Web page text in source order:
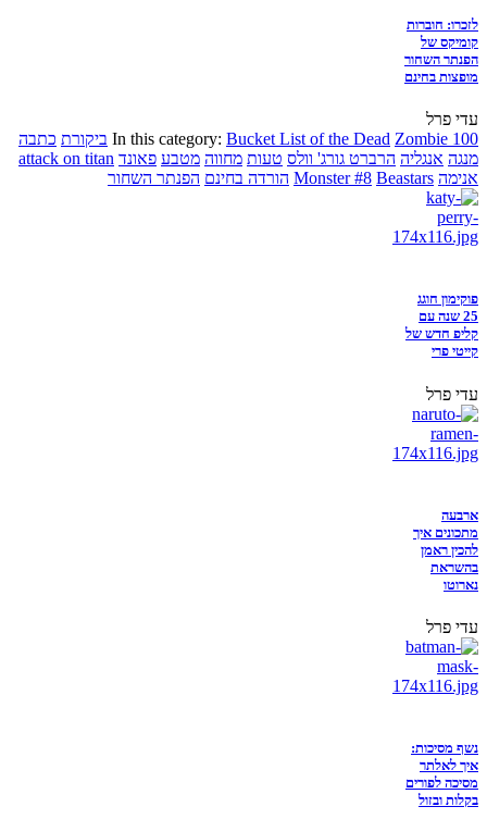
לזכרו: חוברות
קומיקס של
הפנתר השחור
מופצות בחינם
עדי פרל
In this category: Bucket List of the Dead Zombie 100 ביקורת כתבה
מנגה אנגליה הרברט גורג' וולס טעות מחווה מטבע פאונד attack on titan
אנימה
Monster #8 Beastars הורדה בחינם הפנתר השחור
פוקימון חוגג
25 שנה עם
קליפ חדש של
קייטי פרי
עדי פרל
ארבעה
מתכונים איך
להכין ראמן
בהשראת
נארוטו
עדי פרל
נשף מסיכות:
איך לאלתר
מסיכה לפורים
בקלות ובזול